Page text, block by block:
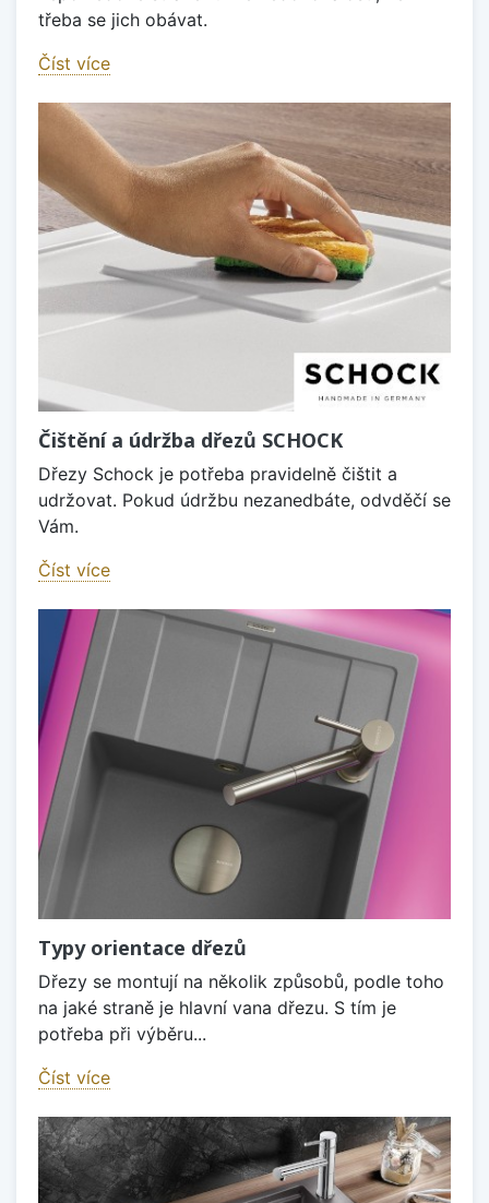
třeba se jich obávat.
Číst více
Čištění a údržba dřezů SCHOCK
Dřezy Schock je potřeba pravidelně čištit a
udržovat. Pokud údržbu nezanedbáte, odvděčí se
Vám.
Číst více
Typy orientace dřezů
Dřezy se montují na několik způsobů, podle toho
na jaké straně je hlavní vana dřezu. S tím je
potřeba při výběru...
Číst více